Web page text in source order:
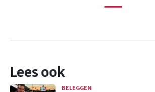
Lees ook
BELEGGEN